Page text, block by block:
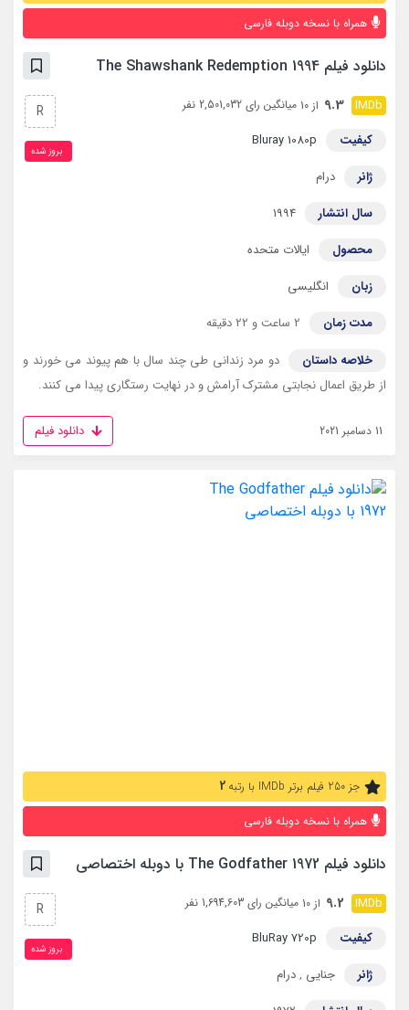
همراه با نسخه دوبله فارسی
دانلود فیلم The Shawshank Redemption 1994
9.3 از 10 میانگین رای 2,501,032 نفر
کیفیت
Bluray 1080p
ژانر
درام
سال انتشار
1994
محصول
ایالات متحده
زبان
انگلیسی
مدت زمان
2 ساعت و 22 دقیقه
خلاصه داستان
دو مرد زندانی طی چند سال با هم پیوند می خورند و
از طریق اعمال نجابتی مشترک آرامش و در نهایت رستگاری پیدا می کنند.
R
بروز‌ شده
11 دسامبر 2021 دانلود فیلم
جز 250 فیلم برتر IMDb با رتبه 2
همراه با نسخه دوبله فارسی
دانلود فیلم The Godfather 1972 با دوبله اختصاصی
9.2 از 10 میانگین رای 1,694,603 نفر
کیفیت
BluRay 720p
ژانر
جنایی ,درام
R
بروز‌ شده